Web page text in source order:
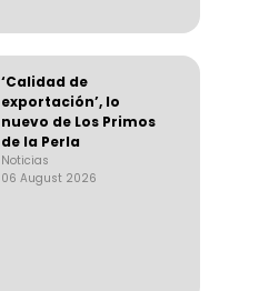
‘Calidad de
exportación’, lo
nuevo de Los Primos
de la Perla
Noticias
06 August 2026